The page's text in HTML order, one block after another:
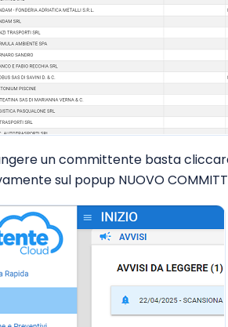
un committente basta
sul popup NUOVO